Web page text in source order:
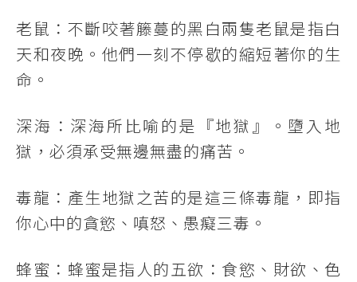
老鼠：不斷咬著籐蔓的黑白兩隻老鼠是指白
天和夜晚。他們一刻不停歇的縮短著你的生
命。
深海：深海所比喻的是『地獄』。墮入地
獄，必須承受無邊無盡的痛苦。
毒龍：產生地獄之苦的是這三條毒龍，即指
你心中的貪慾、嗔怒、愚癡三毒。
蜂蜜：蜂蜜是指人的五欲：食慾、財欲、色